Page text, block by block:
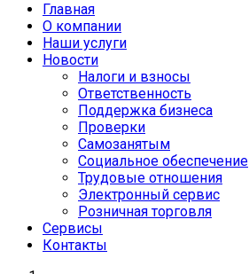
Главная
О компании
Наши услуги
Новости
Налоги и взносы
Ответственность
Поддержка бизнеса
Проверки
Самозанятым
Социальное обеспечение
Трудовые отношения
Электронный сервис
Розничная торговля
Сервисы
Контакты